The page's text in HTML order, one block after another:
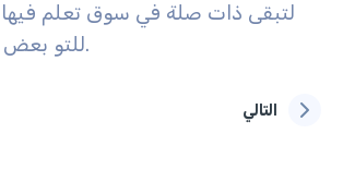
لتبقى ذات صلة في سوق تعلم
للتو بعض الحيل الجديدة.
التالي